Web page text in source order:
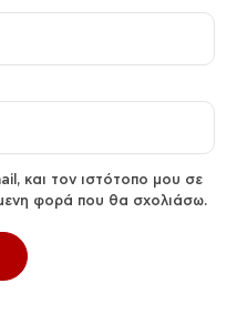
και τον ιστότοπο μου σε
φορά που θα σχολιάσω.